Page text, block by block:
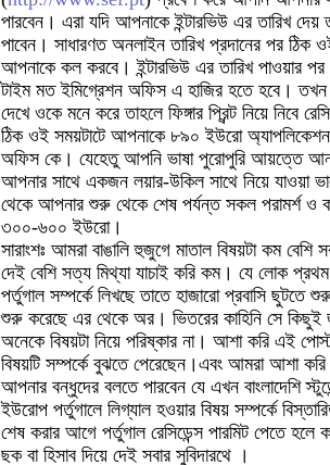
পারবেন। এরা যদি আপনাকে ইন্টারভিউ এর তারিখ
পাবেন। সাধারণত অনলাইন তারিখ প্রদানের পর ঠিক
আপনাকে কল করবে। ইন্টারভিউ এর তারিখ পাওয়ার
টাইম মত ইমিগ্রেশন অফিস এ হাজির হতে হবে। তখন
দেখে ওকে মনে করে তাহলে ফিঙ্গার প্রিন্ট নিয়ে নিবে
ঠিক ওই সময়টাটে আপনাকে ৮৯০ ইউরো অ্যাপলিকেশন
অফিস কে। যেহেতু আপনি ভাষা পুরোপুরি আয়ত্তে
আপনার সাথে একজন লয়ার-উকিল সাথে নিয়ে যাওয়া
থেকে আপনার শুরু থেকে শেষ পর্যন্ত সকল পরামর্শ ও
৩০০-৬০০ ইউরো।
সারাংশঃ আমরা বাঙালি হুজুগে মাতাল বিষয়টা কম বেশি
দেই বেশি সত্য মিথ্যা যাচাই করি কম। যে লোক
পর্তুগাল সম্পর্কে লিখছে তাতে হাজারো প্রবাসি ছুটতে
শুরু করেছে এর থেকে অর। ভিতরের কাহিনি সে কিছুই
অনেকে বিষয়টা নিয়ে পরিষ্কার না। আশা করি এই
বিষয়টি সম্পর্কে বুঝতে পেরেছেন।এবং আমরা আশা
আপনার বন্ধুদের বলতে পারবেন যে এখন বাংলাদেশি
ইউরোপ পর্তুগালে লিগ্যাল হওয়ার বিষয় সম্পর্কে
শেষ করার আগে পর্তুগাল রেসিডেন্স পারমিট পেতে
ছক বা হিসাব দিয়ে দেই সবার সুবিদারথে ।